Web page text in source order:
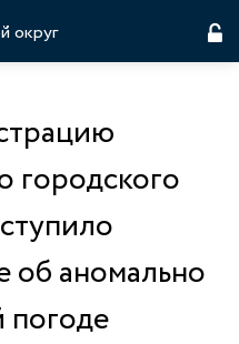
округ
городского
об аномально
погоде